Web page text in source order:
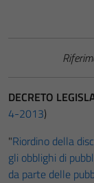
DECRETO
4-2013)
"Riordino della
gli obblighi di
da parte delle